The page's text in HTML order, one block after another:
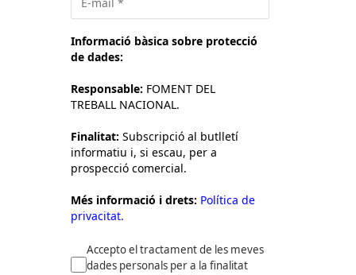
Informació bàsica sobre protecció
de dades:
Responsable: FOMENT DEL
TREBALL NACIONAL.
Finalitat: Subscripció al butlletí
informatiu i, si escau, per a
prospecció comercial.
Més informació i drets: Política de
privacitat.
Accepto el tractament de les meves
dades personals per a la finalitat